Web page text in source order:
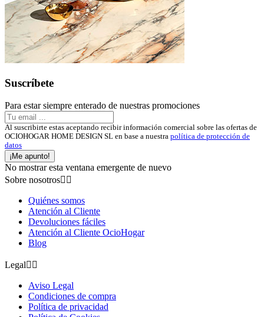
Suscríbete
Para estar siempre enterado de nuestras promociones
Al suscribirte estas aceptando recibir información comercial sobre las ofertas de
OCIOHOGAR HOME DESIGN SL en base a nuestra política de protección de
datos
¡Me apunto!
No mostrar esta ventana emergente de nuevo
Sobre nosotros 
Quiénes somos
Atención al Cliente
Devoluciones fáciles
Atención al Cliente OcioHogar
Blog
Legal 
Aviso Legal
Condiciones de compra
Política de privacidad